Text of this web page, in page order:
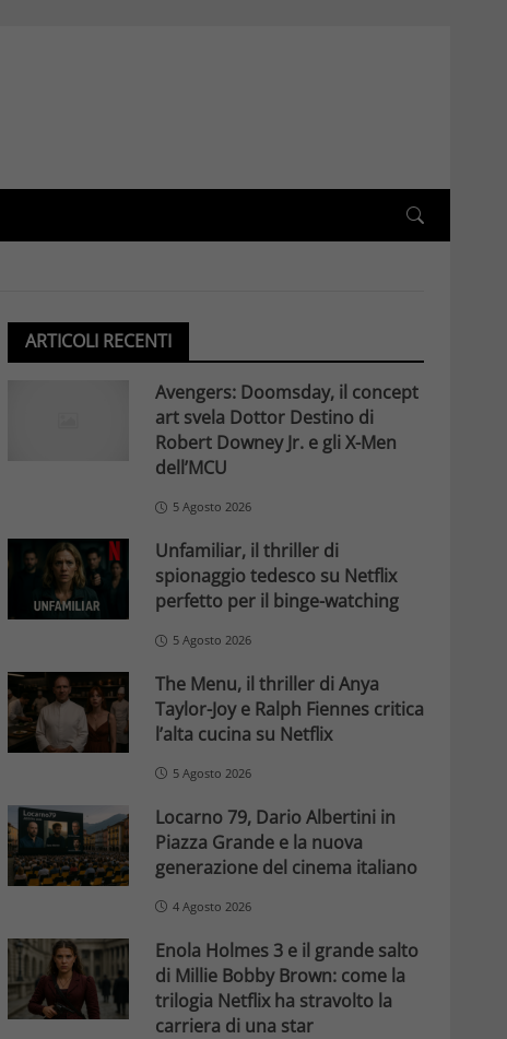
ARTICOLI RECENTI
Avengers: Doomsday, il concept
art svela Dottor Destino di
Robert Downey Jr. e gli X-Men
dell’MCU
5 Agosto 2026
Unfamiliar, il thriller di
spionaggio tedesco su Netflix
perfetto per il binge-watching
5 Agosto 2026
The Menu, il thriller di Anya
Taylor-Joy e Ralph Fiennes critica
l’alta cucina su Netflix
5 Agosto 2026
Locarno 79, Dario Albertini in
Piazza Grande e la nuova
generazione del cinema italiano
4 Agosto 2026
Enola Holmes 3 e il grande salto
di Millie Bobby Brown: come la
trilogia Netflix ha stravolto la
carriera di una star